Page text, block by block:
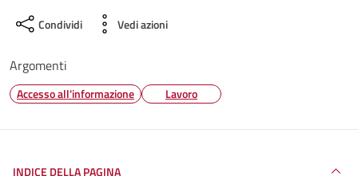
Condividi Vedi azioni
Argomenti
Accesso all'informazione Lavoro
INDICE DELLA PAGINA